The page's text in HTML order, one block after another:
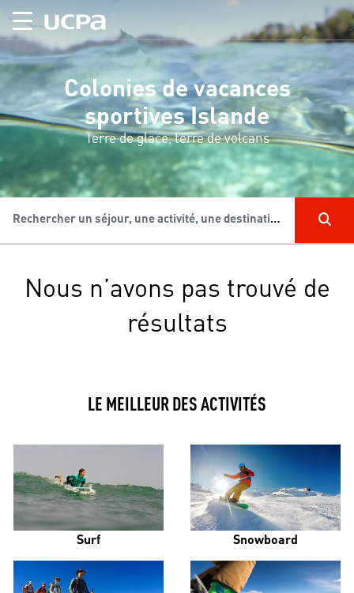
Colonies de vacances
sportives Islande
Terre de glace, terre de volcans
Rechercher un séjour, une activité, une destination...
Nous n’avons pas trouvé de
résultats
LE MEILLEUR DES ACTIVITÉS
Surf Snowboard